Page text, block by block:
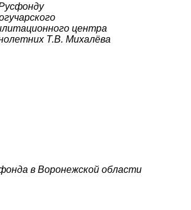
центра
Т.В. Михалёва
в Воронежской области